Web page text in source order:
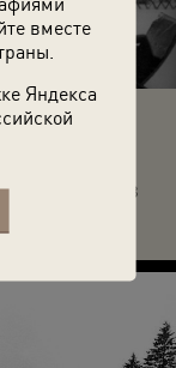
вместе
Яндекса
Июнь 1938